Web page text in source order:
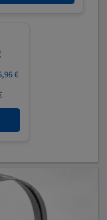
€